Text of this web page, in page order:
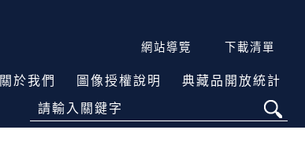
網站導覽 下載清單
關於我們 圖像授權說明 典藏品開放統計
請輸入關鍵字